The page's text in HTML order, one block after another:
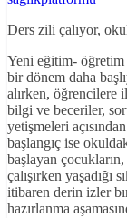
Ders zili çalıyor,
Yeni eğitim- öğretim
bir dönem daha
alırken, öğrencilere
bilgi ve beceriler,
yetişmeleri
başlangıç ise
başlayan
çalışırken yaşadığı
itibaren derin izler
hazırlanma